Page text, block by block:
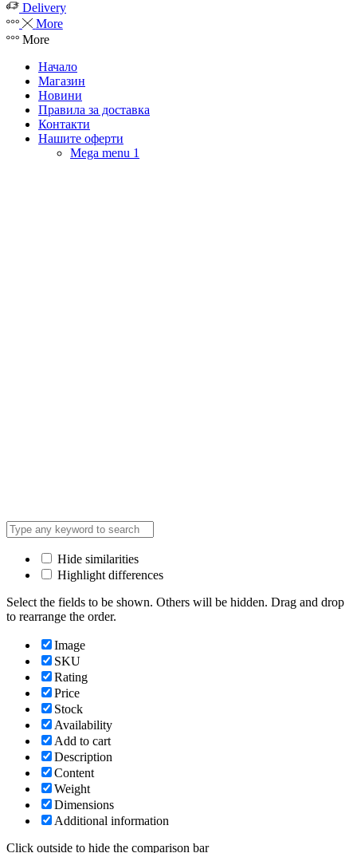
Delivery
More
More
Начало
Магазин
Новини
Правила за доставка
Контакти
Нашите оферти
Mega menu 1
Hide similarities
Highlight differences
Select the fields to be shown. Others will be hidden. Drag and drop
to rearrange the order.
Image
SKU
Rating
Price
Stock
Availability
Add to cart
Description
Content
Weight
Dimensions
Additional information
Click outside to hide the comparison bar